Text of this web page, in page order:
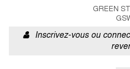
GREEN
Inscrivez-vous ou